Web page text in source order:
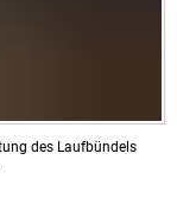
des Laufbündels